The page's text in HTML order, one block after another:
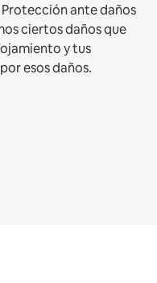
ante daños
ciertos daños que
y tus
esos daños.